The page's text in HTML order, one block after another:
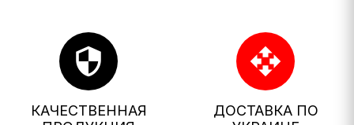
security
КАЧЕСТВЕННАЯ
open_with
ДОСТАВКА ПО